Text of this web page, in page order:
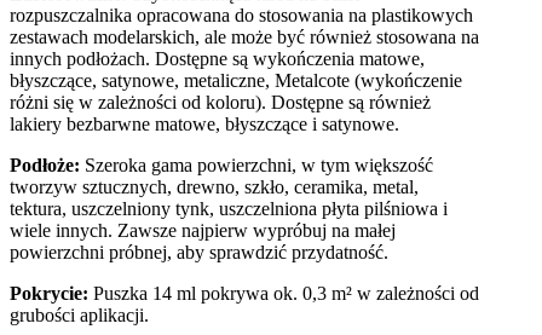
rozpuszczalnika opracowana do stosowania na plastikowych
zestawach modelarskich, ale może być również stosowana na
innych podłożach. Dostępne są wykończenia matowe,
błyszczące, satynowe, metaliczne, Metalcote (wykończenie
różni się w zależności od koloru). Dostępne są również
lakiery bezbarwne matowe, błyszczące i satynowe.
Podłoże: Szeroka gama powierzchni, w tym większość
tworzyw sztucznych, drewno, szkło, ceramika, metal,
tektura, uszczelniony tynk, uszczelniona płyta pilśniowa i
wiele innych. Zawsze najpierw wypróbuj na małej
powierzchni próbnej, aby sprawdzić przydatność.
Pokrycie: Puszka 14 ml pokrywa ok. 0,3 m² w zależności od
grubości aplikacji.